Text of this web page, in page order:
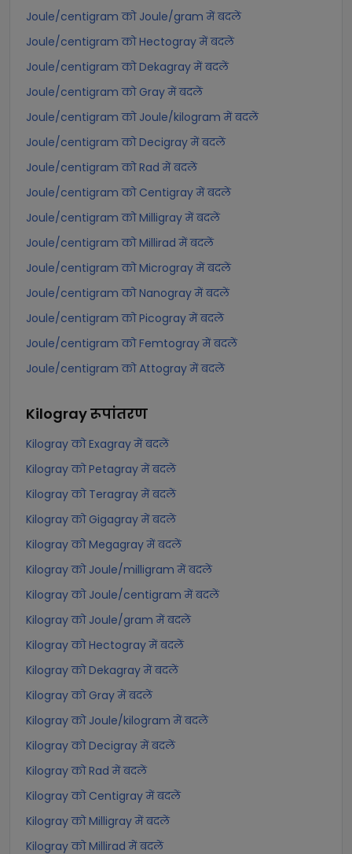
Joule/centigram को Joule/gram में बदलें
Joule/centigram को Hectogray में बदलें
Joule/centigram को Dekagray में बदलें
Joule/centigram को Gray में बदलें
Joule/centigram को Joule/kilogram में बदलें
Joule/centigram को Decigray में बदलें
Joule/centigram को Rad में बदलें
Joule/centigram को Centigray में बदलें
Joule/centigram को Milligray में बदलें
Joule/centigram को Millirad में बदलें
Joule/centigram को Microgray में बदलें
Joule/centigram को Nanogray में बदलें
Joule/centigram को Picogray में बदलें
Joule/centigram को Femtogray में बदलें
Joule/centigram को Attogray में बदलें
Kilograyरूपांतरण
Kilogray को Exagray में बदलें
Kilogray को Petagray में बदलें
Kilogray को Teragray में बदलें
Kilogray को Gigagray में बदलें
Kilogray को Megagray में बदलें
Kilogray को Joule/milligram में बदलें
Kilogray को Joule/centigram में बदलें
Kilogray को Joule/gram में बदलें
Kilogray को Hectogray में बदलें
Kilogray को Dekagray में बदलें
Kilogray को Gray में बदलें
Kilogray को Joule/kilogram में बदलें
Kilogray को Decigray में बदलें
Kilogray को Rad में बदलें
Kilogray को Centigray में बदलें
Kilogray को Milligray में बदलें
Kilogray को Millirad में बदलें